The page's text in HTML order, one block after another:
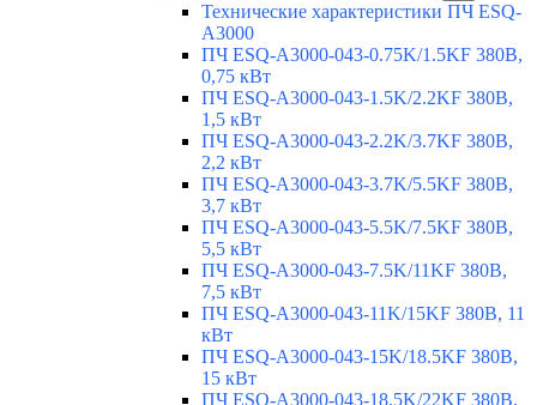
Технические характеристики ПЧ ESQ-
A3000
ПЧ ESQ-A3000-043-0.75K/1.5KF 380В,
0,75 кВт
ПЧ ESQ-A3000-043-1.5K/2.2KF 380В,
1,5 кВт
ПЧ ESQ-A3000-043-2.2K/3.7KF 380В,
2,2 кВт
ПЧ ESQ-A3000-043-3.7K/5.5KF 380В,
3,7 кВт
ПЧ ESQ-A3000-043-5.5K/7.5KF 380В,
5,5 кВт
ПЧ ESQ-A3000-043-7.5K/11KF 380В,
7,5 кВт
ПЧ ESQ-A3000-043-11K/15KF 380В, 11
кВт
ПЧ ESQ-A3000-043-15K/18.5KF 380В,
15 кВт
ПЧ ESQ-A3000-043-18.5K/22KF 380В,